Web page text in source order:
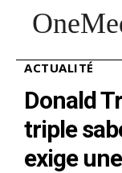
ACTUALITÉ
Donald
triple
exige